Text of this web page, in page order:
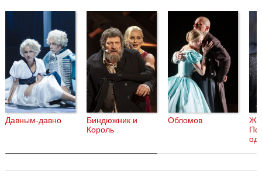
Давным-давно
Биндюжник и
Король
Обломов